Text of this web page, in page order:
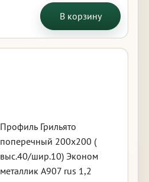
В корзину
Профиль Грильято
поперечный 200х200 (
выс.40/шир.10) Эконом
металлик А907 rus 1,2